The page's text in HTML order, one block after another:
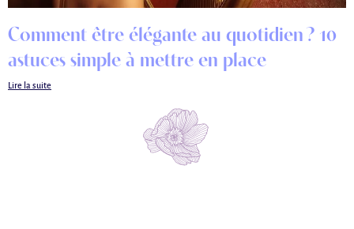
Comment être élégante au quotidien ? 10
astuces simple à mettre en place
Lire la suite